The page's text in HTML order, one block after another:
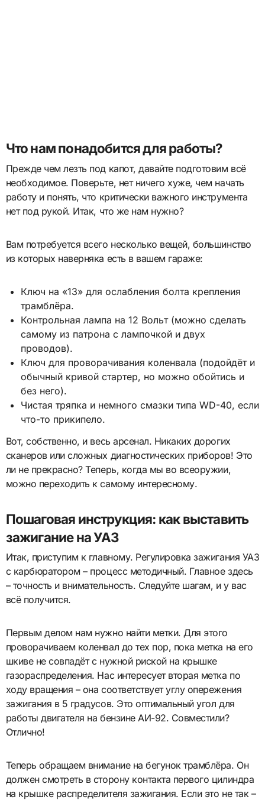
Что нам понадобится для работы?
Прежде чем лезть под капот, давайте подготовим всё
необходимое. Поверьте, нет ничего хуже, чем начать
работу и понять, что критически важного инструмента
нет под рукой. Итак, что же нам нужно?
Вам потребуется всего несколько вещей, большинство
из которых наверняка есть в вашем гараже:
Ключ на «13» для ослабления болта крепления
трамблёра.
Контрольная лампа на 12 Вольт (можно сделать
самому из патрона с лампочкой и двух
проводов).
Ключ для проворачивания коленвала (подойдёт и
обычный кривой стартер, но можно обойтись и
без него).
Чистая тряпка и немного смазки типа WD-40, если
что-то прикипело.
Вот, собственно, и весь арсенал. Никаких дорогих
сканеров или сложных диагностических приборов! Это
ли не прекрасно? Теперь, когда мы во всеоружии,
можно переходить к самому интересному.
Пошаговая инструкция: как выставить
зажигание на УАЗ
Итак, приступим к главному. Регулировка зажигания УАЗ
с карбюратором – процесс методичный. Главное здесь
– точность и внимательность. Следуйте шагам, и у вас
всё получится.
Первым делом нам нужно найти метки. Для этого
проворачиваем коленвал до тех пор, пока метка на его
шкиве не совпадёт с нужной риской на крышке
газораспределения. Нас интересует вторая метка по
ходу вращения – она соответствует углу опережения
зажигания в 5 градусов. Это оптимальный угол для
работы двигателя на бензине АИ-92. Совместили?
Отлично!
Теперь обращаем внимание на бегунок трамблёра. Он
должен смотреть в сторону контакта первого цилиндра
на крышке распределителя зажигания. Если это не так –